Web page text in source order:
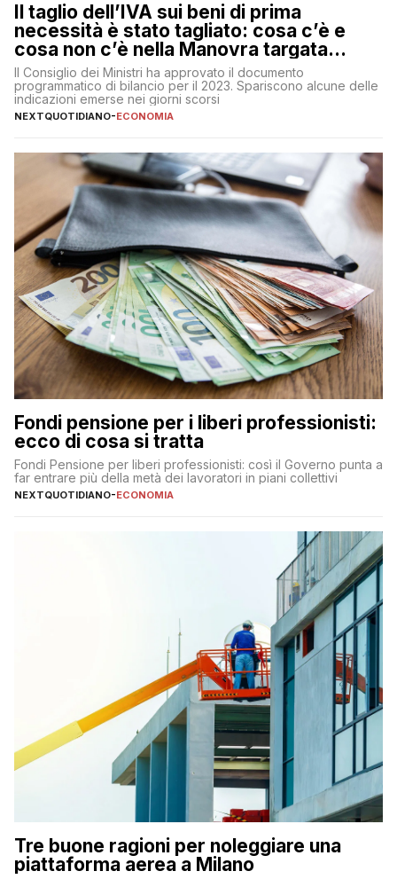
Il taglio dell’IVA sui beni di prima
necessità è stato tagliato: cosa c’è e
cosa non c’è nella Manovra targata
Meloni
Il Consiglio dei Ministri ha approvato il documento
programmatico di bilancio per il 2023. Spariscono alcune delle
indicazioni emerse nei giorni scorsi
NEXTQUOTIDIANO-ECONOMIA
Fondi pensione per i liberi professionisti:
ecco di cosa si tratta
Fondi Pensione per liberi professionisti: così il Governo punta a
far entrare più della metà dei lavoratori in piani collettivi
NEXTQUOTIDIANO-ECONOMIA
Tre buone ragioni per noleggiare una
piattaforma aerea a Milano